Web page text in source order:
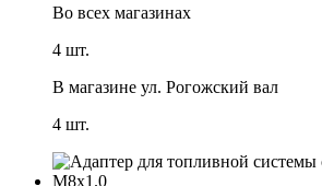
Во всех магазинах
4 шт.
В магазине ул. Рогожский вал
4 шт.